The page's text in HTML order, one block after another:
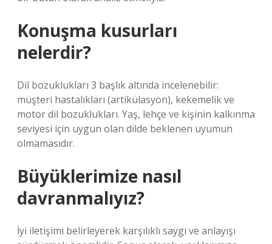
Konuşma kusurları
nelerdir?
Dil bozuklukları 3 başlık altında incelenebilir:
müşteri hastalıkları (artikülasyon), kekemelik ve
motor dil bozuklukları. Yaş, lehçe ve kişinin kalkınma
seviyesi için uygun olan dilde beklenen uyumun
olmamasıdır.
Büyüklerimize nasıl
davranmalıyız?
İyi iletişimi belirleyerek karşılıklı saygı ve anlayışı